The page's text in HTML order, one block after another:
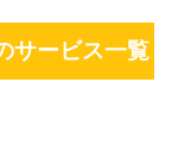
サービス一覧